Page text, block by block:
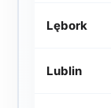
Lębork
Lublin